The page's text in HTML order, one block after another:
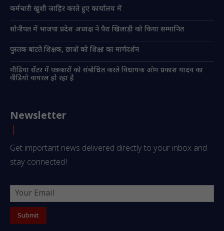
कर्मचारी खुशी जाहिर करते हुए कार्यालय में
सोनीपत में भाजपा प्रदेश अध्यक्ष ने पैरा खिलाड़ी को किया सम्मानित
पुस्तक बांटते शिक्षक, छात्रों को शिक्षा का मार्गदर्शन
मीडिया सेंटर में पत्रकारों को संबोधित करते विधायक ओम प्रकाश यादव का
वीडियो वायरल हो रहा है
Newsletter
Get important news delivered directly to your inbox and
stay connected!